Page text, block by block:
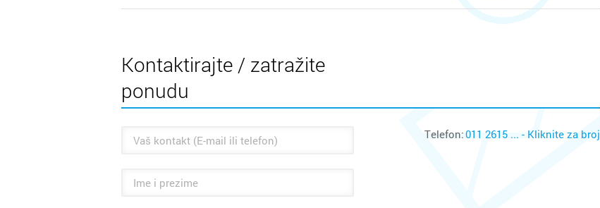
Kontaktirajte / zatražite
ponudu
Telefon:011 2615 ... - Kliknite za broj